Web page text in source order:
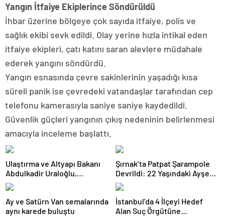
Yangın İtfaiye Ekiplerince Söndürüldü
İhbar üzerine bölgeye çok sayıda itfaiye, polis ve
sağlık ekibi sevk edildi. Olay yerine hızla intikal eden
itfaiye ekipleri, çatı katını saran alevlere müdahale
ederek yangını söndürdü.
Yangın esnasında çevre sakinlerinin yaşadığı kısa
süreli panik ise çevredeki vatandaşlar tarafından cep
telefonu kamerasıyla saniye saniye kaydedildi.
Güvenlik güçleri yangının çıkış nedeninin belirlenmesi
amacıyla inceleme başlattı.
Ulaştırma ve Altyapı Bakanı
Abdulkadir Uraloğlu,
Afyonkarahisar Belediye
Başkanlarıyla Bir Araya Geldi
Şırnak’ta Patpat Şarampole
Devrildi: 22 Yaşındaki Ayşe
Ece Hayatını Kaybetti, 3 Yaralı
Ay ve Satürn Van semalarında
aynı karede buluştu
İstanbul’da 4 İlçeyi Hedef
Alan Suç Örgütüne